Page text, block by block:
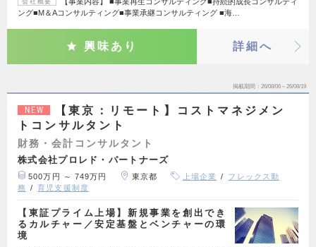
ング■M＆Aコンサルティング■事業承継コンサルティング ■海…
興味あり 詳細へ
掲載期間 26/08/06～26/08/19
NEW
【東京：リモート】コストマネジメン
トコンサルタント
財務・会計コンサルタント
株式会社プロレド・パートナーズ
500万円 ～ 749万円 東京都 上場企業
フレックス勤
務
育児支援制度
【東証プライム上場】新規事業を創出でき
るカルチャー／安定基盤とベンチャーの環
境